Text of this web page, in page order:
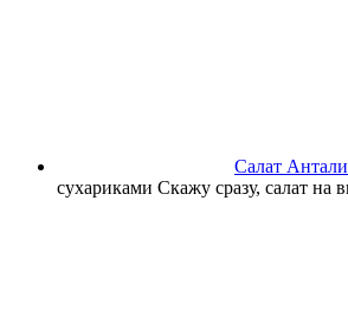
Салат
сухариками Скажу сразу, салат на